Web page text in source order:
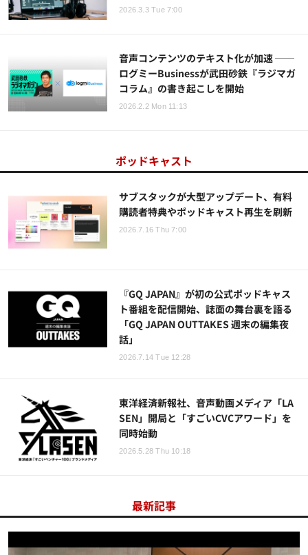
2026.3.3 Tue 7:00
音声コンテンツのテキスト化が加速 ──
ログミーBusinessが武田砂鉄『ラジマガ
コラム』の書き起こしを開始
2026.2.2 Mon 11:13
ポッドキャスト
サブスタックが大型アップデート、有料
購読者特典やポッドキャスト再生を刷新
2026.7.16 Thu 7:00
『GQ JAPAN』が初の公式ポッドキャス
ト番組を配信開始、誌面の舞台裏を語る
「GQ JAPAN OUTTAKES 週末の編集夜
話」
2026.7.14 Tue 12:28
東洋経済新報社、音声動画メディア「LA
SEN」開局と「すごいCVCアワード」を
同時始動
2026.5.28 Thu 10:18
最新記事